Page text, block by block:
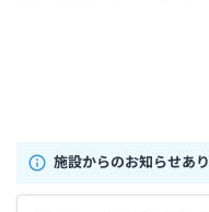
施設からのお知らせあり